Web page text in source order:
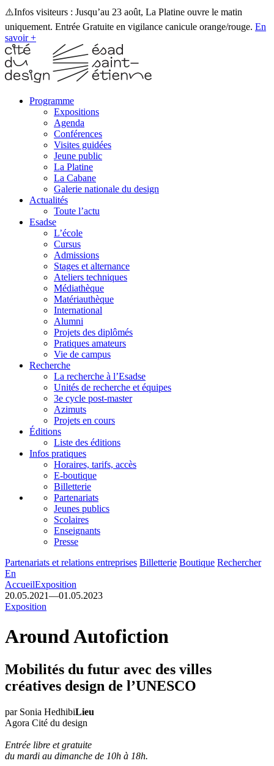
⚠️Infos visiteurs : Jusqu’au 23 août, La Platine ouvre le matin
uniquement. Entrée Gratuite en vigilance canicule orange/rouge. En
savoir +
Programme
Expositions
Agenda
Conférences
Visites guidées
Jeune public
La Platine
La Cabane
Galerie nationale du design
Actualités
Toute l’actu
Esadse
L’école
Cursus
Admissions
Stages et alternance
Ateliers techniques
Médiathèque
Matériauthèque
International
Alumni
Projets des diplômés
Pratiques amateurs
Vie de campus
Recherche
La recherche à l’Esadse
Unités de recherche et équipes
3e cycle post-master
Azimuts
Projets en cours
Éditions
Liste des éditions
Infos pratiques
Horaires, tarifs, accès
E-boutique
Billetterie
Partenariats
Jeunes publics
Scolaires
Enseignants
Presse
Partenariats et relations entreprises Billetterie Boutique Rechercher
En
AccueilExposition
20.05.2021—01.05.2023
Exposition
Around Autofiction
Mobilités du futur avec des villes
créatives design de l’UNESCO
par Sonia HedhibiLieu
Agora Cité du design
Entrée libre et gratuite
du mardi au dimanche de 10h à 18h.